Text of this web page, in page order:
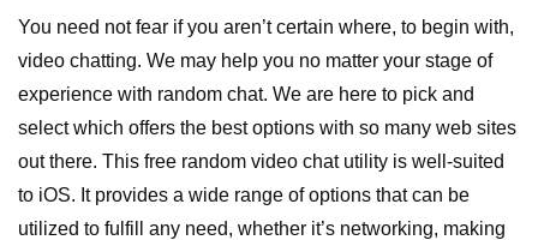
You need not fear if you aren’t certain where, to begin with,
video chatting. We may help you no matter your stage of
experience with random chat. We are here to pick and
select which offers the best options with so many web sites
out there. This free random video chat utility is well-suited
to iOS. It provides a wide range of options that can be
utilized to fulfill any need, whether it’s networking, making